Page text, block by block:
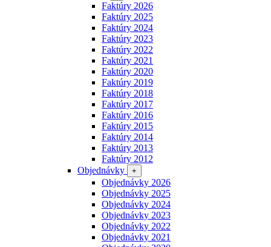
Faktúry 2026
Faktúry 2025
Faktúry 2024
Faktúry 2023
Faktúry 2022
Faktúry 2021
Faktúry 2020
Faktúry 2019
Faktúry 2018
Faktúry 2017
Faktúry 2016
Faktúry 2015
Faktúry 2014
Faktúry 2013
Faktúry 2012
Objednávky
+
Objednávky 2026
Objednávky 2025
Objednávky 2024
Objednávky 2023
Objednávky 2022
Objednávky 2021